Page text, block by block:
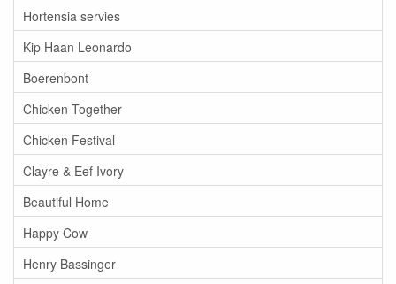
Hortensia servies
Kip Haan Leonardo
Boerenbont
Chicken Together
Chicken Festival
Clayre & Eef Ivory
Beautiful Home
Happy Cow
Henry Bassinger